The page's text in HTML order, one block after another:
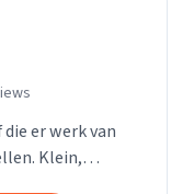
er werk van
Klein,